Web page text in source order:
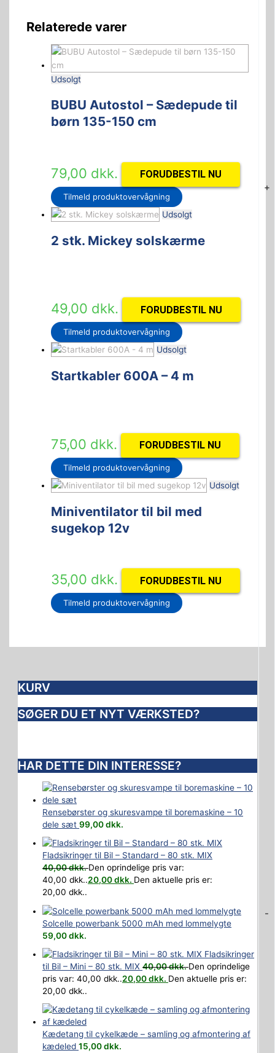
-
+
Relaterede varer
Udsolgt
BUBU Autostol – Sædepude til
børn 135-150 cm
79,00 dkk. FORUDBESTIL NU
Tilmeld produktovervågning
Udsolgt
2 stk. Mickey solskærme
49,00 dkk. FORUDBESTIL NU
Tilmeld produktovervågning
Udsolgt
Startkabler 600A – 4 m
75,00 dkk. FORUDBESTIL NU
Tilmeld produktovervågning
Udsolgt
Miniventilator til bil med
sugekop 12v
35,00 dkk. FORUDBESTIL NU
Tilmeld produktovervågning
KURV
SØGER DU ET NYT VÆRKSTED?
HAR DETTE DIN INTERESSE?
Rensebørster og skuresvampe til boremaskine – 10
dele sæt 99,00dkk.
Fladsikringer til Bil – Standard – 80 stk. MIX
40,00dkk.Den oprindelige pris var:
40,00 dkk..20,00dkk. Den aktuelle pris er:
20,00 dkk..
Solcelle powerbank 5000 mAh med lommelygte
59,00dkk.
Fladsikringer
til Bil – Mini – 80 stk. MIX 40,00dkk.Den oprindelige
pris var: 40,00 dkk..20,00dkk. Den aktuelle pris er:
20,00 dkk..
Kædetang til cykelkæde – samling og afmontering af
kædeled 15,00dkk.